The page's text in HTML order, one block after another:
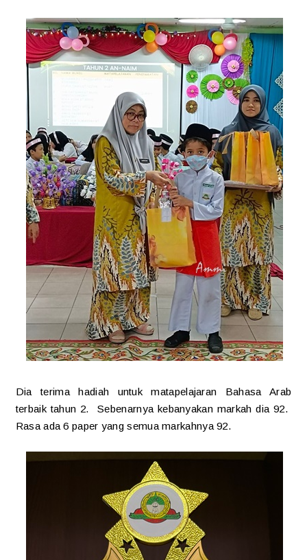
Dia terima hadiah untuk matapelajaran Bahasa Arab
terbaik tahun 2. Sebenarnya kebanyakan markah dia 92.
Rasa ada 6 paper yang semua markahnya 92.